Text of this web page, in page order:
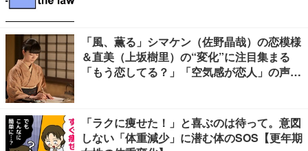
「風、薫る」シマケン（佐野晶哉）の恋模様
＆直美（上坂樹里）の“変化”に注目集まる
「もう恋してる？」「空気感が恋人」の声
「ラクに痩せた！」と喜ぶのは待って。意図
しない「体重減少」に潜む体のSOS【更年期